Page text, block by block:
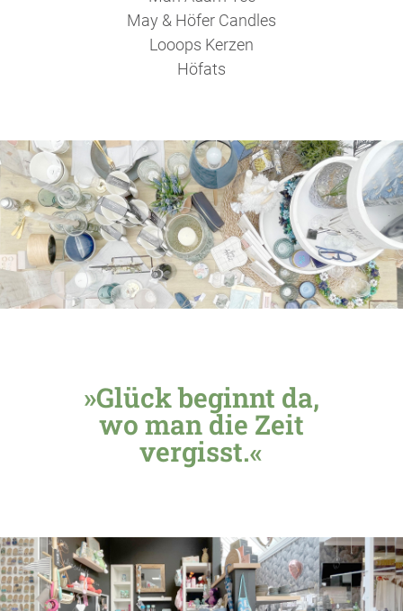
May & Höfer Candles
Looops Kerzen
Höfats
»Glück beginnt da,
wo man die Zeit
vergisst.«